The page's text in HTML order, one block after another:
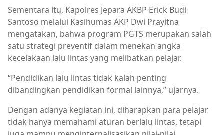
Sementara itu, Kapolres Jepara AKBP Erick Budi
Santoso melalui Kasihumas AKP Dwi Prayitna
mengatakan, bahwa program PGTS merupakan salah
satu strategi preventif dalam menekan angka
kecelakaan lalu lintas yang melibatkan pelajar.
“Pendidikan lalu lintas tidak kalah penting
dibandingkan pendidikan formal lainnya,” ujarnya.
Dengan adanya kegiatan ini, diharapkan para pelajar
tidak hanya memahami aturan berlalu lintas, tetapi